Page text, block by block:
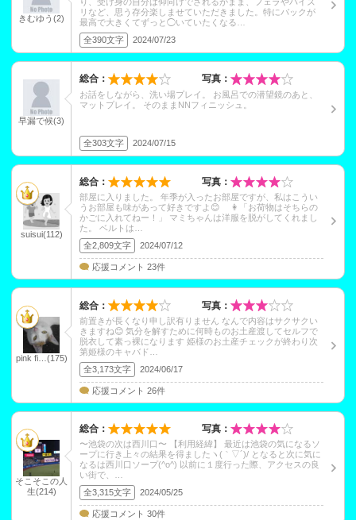
きむゆう(2)
リなど、思う存分楽しませていただきました。特にバックが
最高で大きくてずっと◯いていたくなる…
全390文字
2024/07/23
早漏で候(3)
総合： 写真：
お話をしながら、洗い場プレイ。 お風呂での潜望鏡のあと、
マットプレイ。 そのままNNフィニッシュ。
全303文字 2024/07/15
suisui(112)
総合： 写真：
部屋に入りました。 年季が入ったお部屋ですが、私はこうい
うお部屋も味があって好きですよ😊 👩「お荷物はそちらの
かごに入れてねー！」 マミちゃんは洋服を脱がしてくれまし
た。 ベルトは…
全2,809文字
2024/07/12
応援コメント 23件
pink fi…(175)
総合： 写真：
前置きが長くなり申し訳有りません なんで内容はサクサクい
きますね😊 気分を解すために何時ものお土産渡してセルフで
脱衣して素っ裸になります 姫様のお土産チェックが終わり次
第姫様のキャバド…
全3,173文字
2024/06/17
応援コメント 26件
そこそこの人
生(214)
総合： 写真：
〜池袋の次は西川口〜 【利用経緯】 最近は池袋の気になるソ
ープに行き上々の結果を得ましたヽ(｀▽´)/ となると次に気に
なるは西川口ソープ(^o^) 以前に１度行った際、アクセスの良
い街で、…
全3,315文字
2024/05/25
応援コメント 30件